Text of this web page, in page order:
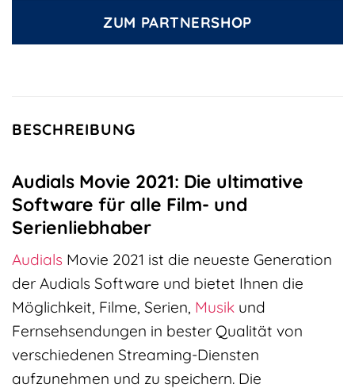
ZUM PARTNERSHOP
BESCHREIBUNG
Audials Movie 2021: Die ultimative
Software für alle Film- und
Serienliebhaber
Audials Movie 2021 ist die neueste Generation
der Audials Software und bietet Ihnen die
Möglichkeit, Filme, Serien, Musik und
Fernsehsendungen in bester Qualität von
verschiedenen Streaming-Diensten
aufzunehmen und zu speichern. Die